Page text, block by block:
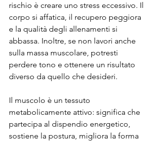
rischio è creare uno stress eccessivo. Il
corpo si affatica, il recupero peggiora
e la qualità degli allenamenti si
abbassa. Inoltre, se non lavori anche
sulla massa muscolare, potresti
perdere tono e ottenere un risultato
diverso da quello che desideri.
Il muscolo è un tessuto
metabolicamente attivo: significa che
partecipa al dispendio energetico,
sostiene la postura, migliora la forma